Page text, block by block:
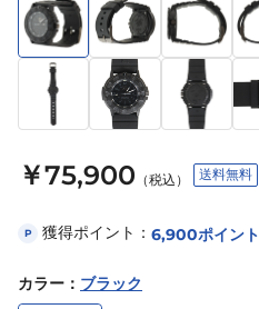
￥75,900 （税込） 送料無料
P 獲得ポイント： 6,900ポイント
カラー ： ブラック